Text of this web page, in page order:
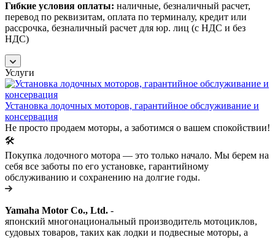
Гибкие условия оплаты: наличные, безналичный расчет,
перевод по реквизитам, оплата по терминалу, кредит или
рассрочка, безналичный расчет для юр. лиц (с НДС и без
НДС)
Услуги
Установка лодочных моторов, гарантийное обслуживание и
консервация
Не просто продаем моторы, а заботимся о вашем спокойствии!
🛠️
Покупка лодочного мотора — это только начало. Мы берем на
себя все заботы по его установке, гарантийному
обслуживанию и сохранению на долгие годы.
Yamaha Motor Co., Ltd. -
японский многонациональный производитель мотоциклов,
судовых товаров, таких как лодки и подвесные моторы, а